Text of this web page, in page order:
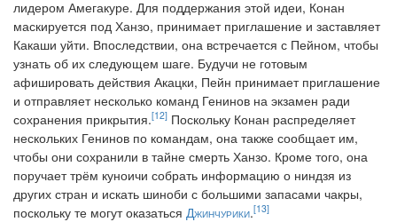
лидером Амегакуре. Для поддержания этой идеи, Конан
маскируется под Ханзо, принимает приглашение и заставляет
Какаши уйти. Впоследствии, она встречается с Пейном, чтобы
узнать об их следующем шаге. Будучи не готовым
афишировать действия Акацки, Пейн принимает приглашение
и отправляет несколько команд Генинов на экзамен ради
сохранения прикрытия.[12] Поскольку Конан распределяет
нескольких Генинов по командам, она также сообщает им,
чтобы они сохранили в тайне смерть Ханзо. Кроме того, она
поручает трём куноичи собрать информацию о ниндзя из
других стран и искать шиноби с большими запасами чакры,
поскольку те могут оказаться Джинчурики.[13]